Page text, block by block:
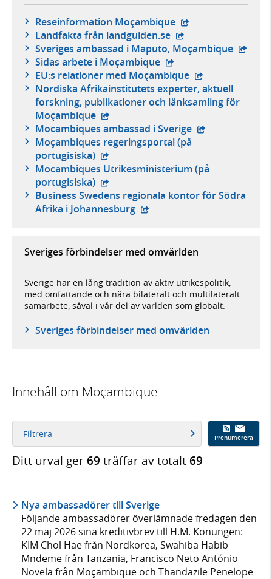
Reseinformation Moçambique - extern webbplats,
Landfakta från landguiden.se - extern webbplats,
Sveriges ambassad i Maputo, Moçambique -
Sidas arbete i Moçambique - extern webbplats,
EU:s relationer med Moçambique - extern
Nordiska Afrikainstitutets experter, aktuell
forskning, publikationer och länksamling för
Moçambique - extern webbplats,
Mocambiques ambassad i Sverige - extern
Moçambiques regeringsportal (på
portugisiska) - extern webbplats,
Mocambiques Utrikesministerium (på
portugisiska) - extern webbplats,
Business Swedens regionala kontor för Södra
Afrika i Johannesburg - extern webbplats,
Sveriges förbindelser med omvärlden
Sverige har en lång tradition av aktiv utrikespolitik,
med omfattande och nära bilateralt och multilateralt
samarbete, såväl i vår del av världen som globalt.
Sveriges förbindelser med omvärlden
Innehåll om Moçambique
Filtrera Prenumerera
Ditt urval ger69 träffar av totalt69
Nya ambassadörer till Sverige
Följande ambassadörer överlämnade fredagen den
22 maj 2026 sina kreditivbrev till H.M. Konungen:
KIM Chol Hae från Nordkorea, Swahiba Habib
Mndeme från Tanzania, Francisco Neto António
Novela från Moçambique och Thandazile Penelope